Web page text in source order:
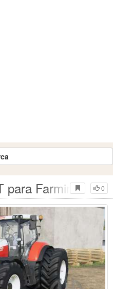
0
para Farming